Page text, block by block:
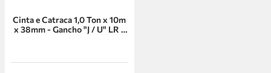
Cinta e Catraca 1,0 Ton x 10m
x 38mm - Gancho "J / U" LR -